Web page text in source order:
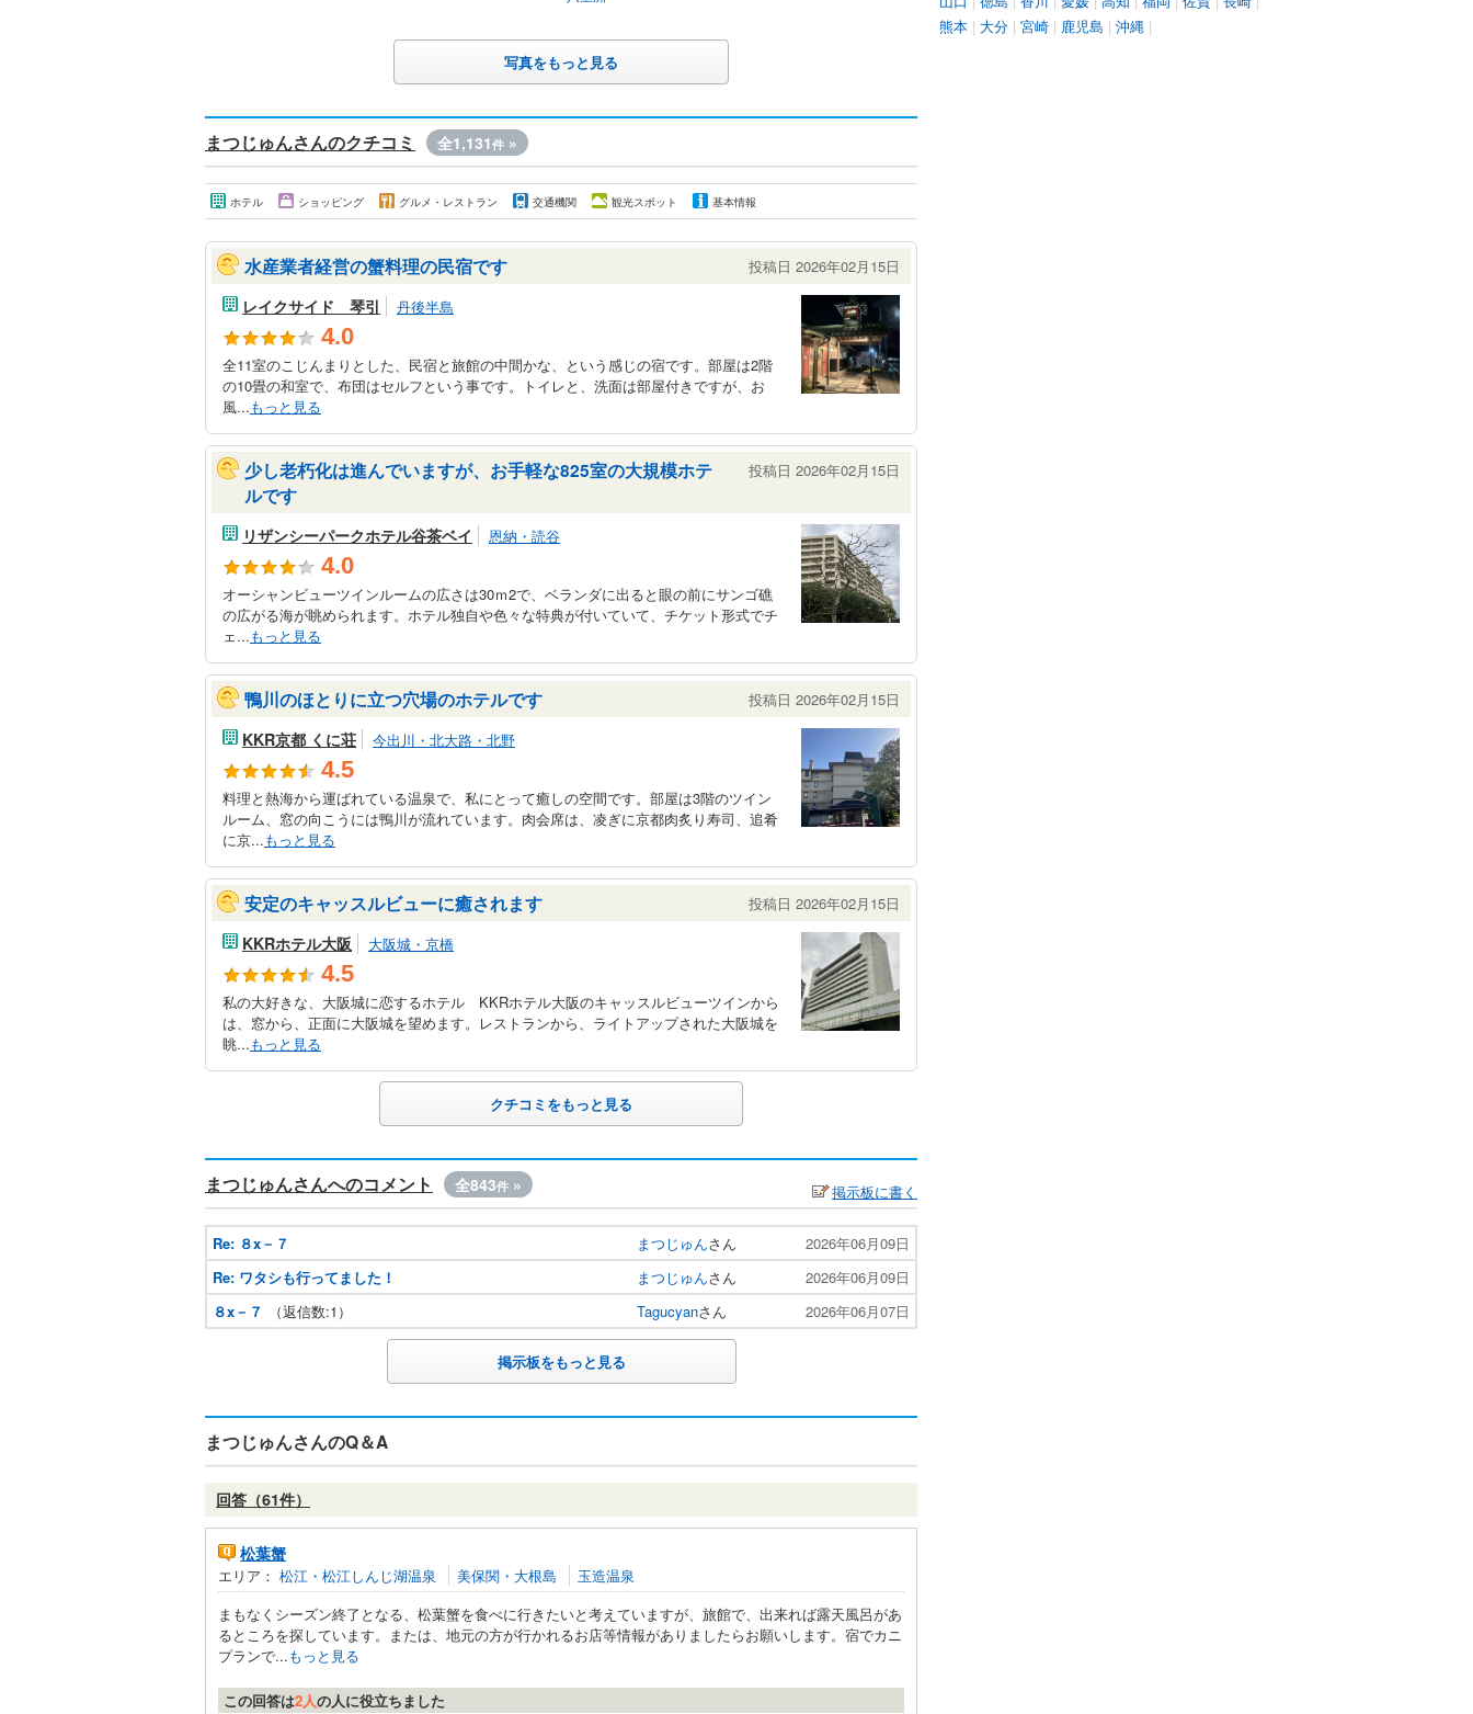
写真をもっと見る
まつじゅんさんのクチコミ 全1,131件 »
ホテル ショッピング グルメ・レストラン 交通機関 観光スポット 基本情報
水産業者経営の蟹料理の民宿です 投稿日 2026年02月15日
レイクサイド 琴引 丹後半島
4.0
全11室のこじんまりとした、民宿と旅館の中間かな、という感じの宿です。部屋は2階
の10畳の和室で、布団はセルフという事です。トイレと、洗面は部屋付きですが、お
風...もっと見る
少し老朽化は進んでいますが、お手軽な825室の大規模ホテ
ルです
投稿日 2026年02月15日
リザンシーパークホテル谷茶ベイ 恩納・読谷
4.0
オーシャンビューツインルームの広さは30ｍ2で、ベランダに出ると眼の前にサンゴ礁
の広がる海が眺められます。ホテル独自や色々な特典が付いていて、チケット形式でチ
ェ...もっと見る
鴨川のほとりに立つ穴場のホテルです 投稿日 2026年02月15日
KKR京都 くに荘 今出川・北大路・北野
4.5
料理と熱海から運ばれている温泉で、私にとって癒しの空間です。部屋は3階のツイン
ルーム、窓の向こうには鴨川が流れています。肉会席は、凌ぎに京都肉炙り寿司、追肴
に京...もっと見る
安定のキャッスルビューに癒されます 投稿日 2026年02月15日
KKRホテル大阪 大阪城・京橋
4.5
私の大好きな、大阪城に恋するホテル KKRホテル大阪のキャッスルビューツインから
は、窓から、正面に大阪城を望めます。レストランから、ライトアップされた大阪城を
眺...もっと見る
クチコミをもっと見る
まつじゅんさんへのコメント 全843件 » 掲示板に書く
Re: ８x－７ まつじゅんさん
2026年06月09日
Re: ワタシも行ってました！
まつじゅんさん
2026年06月09日
８x－７
（返信数:1） Tagucyanさん 2026年06月07日
掲示板をもっと見る
まつじゅんさんのQ＆A
回答（61件）
松葉蟹
エリア： 松江・松江しんじ湖温泉 美保関・大根島
玉造温泉
まもなくシーズン終了となる、松葉蟹を食べに行きたいと考えていますが、旅館で、出来れば露天風呂があ
るところを探しています。または、地元の方が行かれるお店等情報がありましたらお願いします。宿でカニ
プランで...もっと見る
この回答は2人の人に役立ちました
熊本 | 大分 | 宮崎 | 鹿児島 | 沖縄 |